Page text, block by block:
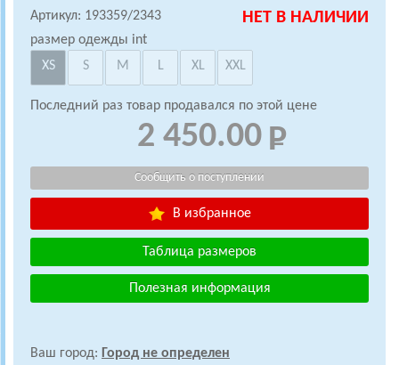
Артикул: 193359/2343 НЕТ В НАЛИЧИИ
размер одежды int
XS
S M L XL XXL
Последний раз товар продавался по этой цене
2 450.00
В избранное
Таблица размеров
Полезная информация
Ваш город: Город не определен